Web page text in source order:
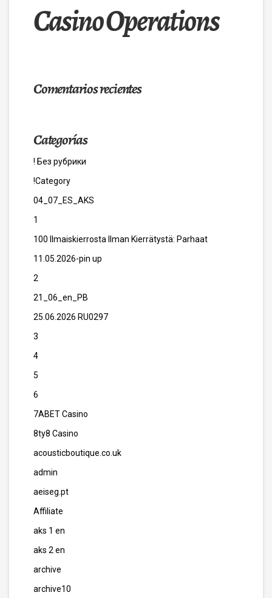
Casino Operations
Comentarios recientes
Categorías
! Без рубрики
!Category
04_07_ES_AKS
1
100 Ilmaiskierrosta Ilman Kierrätystä: Parhaat
11.05.2026-pin up
2
21_06_en_PB
25.06.2026 RU0297
3
4
5
6
7ABET Casino
8ty8 Casino
acousticboutique.co.uk
admin
aeiseg.pt
Affiliate
aks 1 en
aks 2 en
archive
archive10